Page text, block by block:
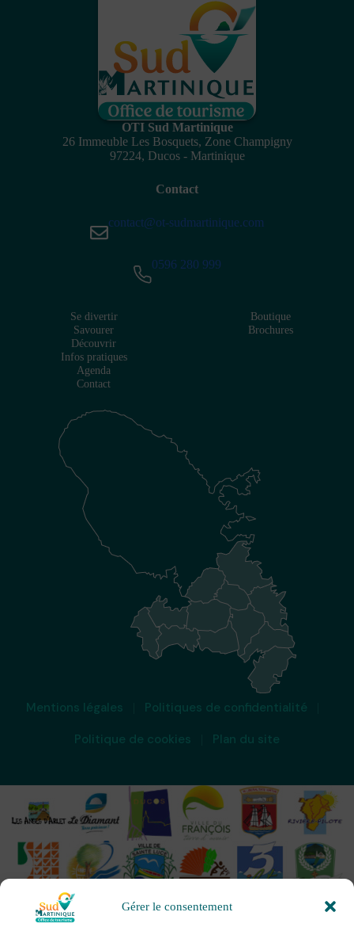
Gérer le consentement
OTI Sud Martinique
26 Immeuble Les Bosquets, Zone Champigny
97224, Ducos - Martinique
Contact
contact@ot-sudmartinique.com
0596 280 999
Se divertir
Savourer
Découvrir
Infos pratiques
Agenda
Contact
Boutique
Brochures
Mentions légales
Politiques de confidentialité
Politique de cookies
Plan du site